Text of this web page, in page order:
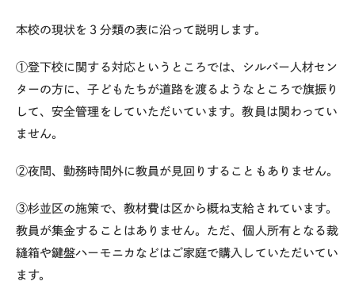
本校の現状を３分類の表に沿って説明します。
①登下校に関する対応というところでは、シルバー人材セン
ターの方に、子どもたちが道路を渡るようなところで旗振り
して、安全管理をしていただいています。教員は関わってい
ません。
②夜間、勤務時間外に教員が見回りすることもありません。
③杉並区の施策で、教材費は区から概ね支給されています。
教員が集金することはありません。ただ、個人所有となる裁
縫箱や鍵盤ハーモニカなどはご家庭で購入していただいてい
ます。